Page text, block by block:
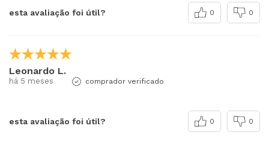
esta avaliação foi útil? 0 0
Leonardo L.
há 5 meses comprador verificado
esta avaliação foi útil? 0 0